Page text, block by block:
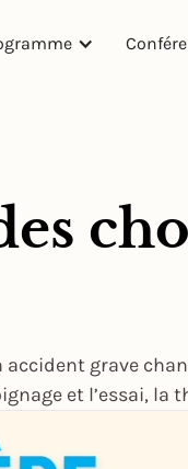
grave
et l’essai,